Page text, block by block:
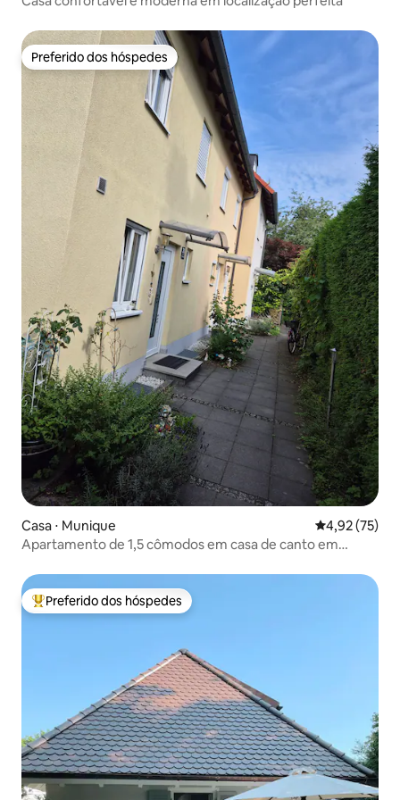
Preferido dos hóspedes
Preferido dos hóspedes
Casa ⋅ Munique 4,92 de uma
4,92 (75)
Apartamento de 1,5 cômodos em casa de canto em
Entre os melhores preferidos dos hóspedes
Preferido dos hóspedes